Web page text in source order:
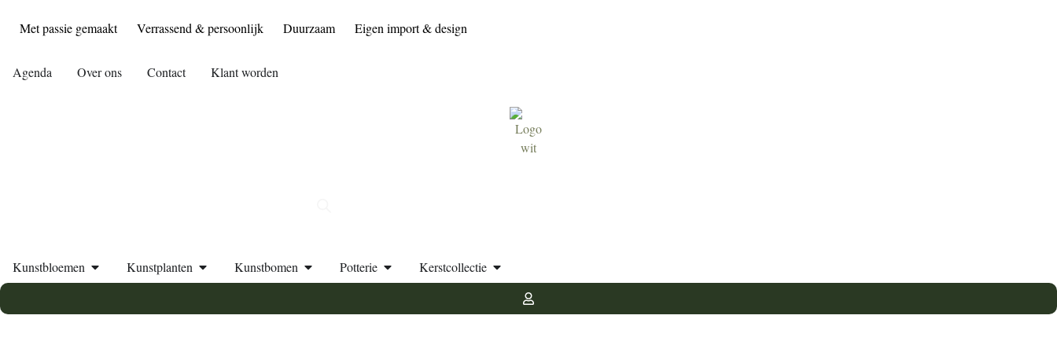
Met passie gemaakt Verrassend & persoonlijk Duurzaam Eigen import & design
Agenda Over ons Contact Klant worden
Kunstbloemen Kunstplanten Kunstbomen Potterie Kerstcollectie